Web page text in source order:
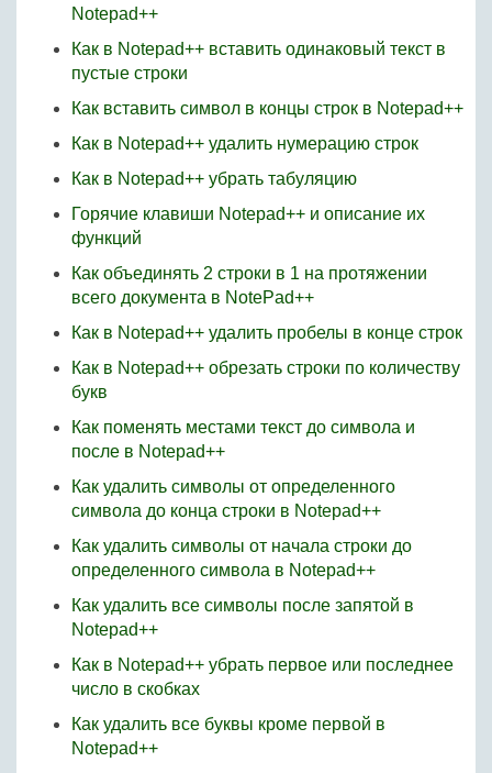
Notepad++
Как в Notepad++ вставить одинаковый текст в
пустые строки
Как вставить символ в концы строк в Notepad++
Как в Notepad++ удалить нумерацию строк
Как в Notepad++ убрать табуляцию
Горячие клавиши Notepad++ и описание их
функций
Как объединять 2 строки в 1 на протяжении
всего документа в NotePad++
Как в Notepad++ удалить пробелы в конце строк
Как в Notepad++ обрезать строки по количеству
букв
Как поменять местами текст до символа и
после в Notepad++
Как удалить символы от определенного
символа до конца строки в Notepad++
Как удалить символы от начала строки до
определенного символа в Notepad++
Как удалить все символы после запятой в
Notepad++
Как в Notepad++ убрать первое или последнее
число в скобках
Как удалить все буквы кроме первой в
Notepad++